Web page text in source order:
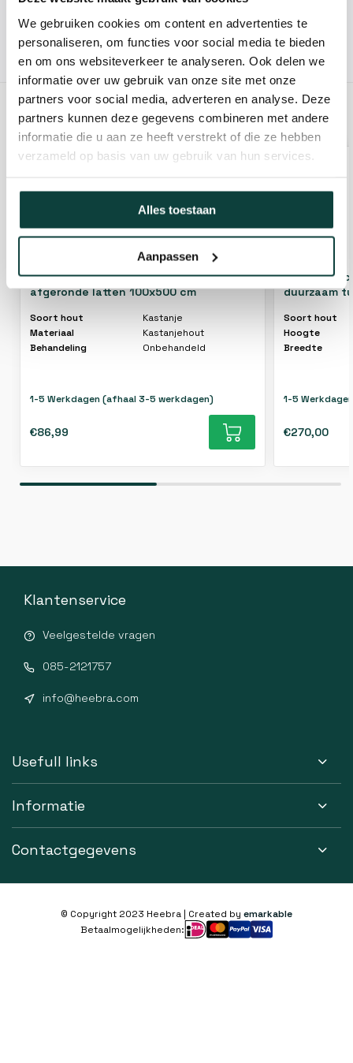
We gebruiken cookies om content en advertenties te
personaliseren, om functies voor social media te bieden
en om ons websiteverkeer te analyseren. Ook delen we
informatie over uw gebruik van onze site met onze
partners voor social media, adverteren en analyse. Deze
partners kunnen deze gegevens combineren met andere
informatie die u aan ze heeft verstrekt of die ze hebben
verzameld op basis van uw gebruik van hun services.
Alles toestaan
Aanpassen
Hovenier of klusbedrijf? Neem contact met ons op voor
10% korting!
GERELATEERDE PRODUCTEN
Kastanje hekwerk engels model
afgeronde latten 100x500 cm
Soort hout
Kastanje
Materiaal
Kastanjehout
Behandeling
Onbehandeld
1-5 Werkdagen (afhaal 3-5 werkdagen)
€86,99
Kastanje
duurzaam
Soort hout
Hoogte
Breedte
1-5
€270,00
Klantenservice
Veelgestelde vragen
085-2121757
info@heebra.com
Usefull links
Informatie
Contactgegevens
© Copyright 2023 Heebra | Created by emarkable
Betaalmogelijkheden: